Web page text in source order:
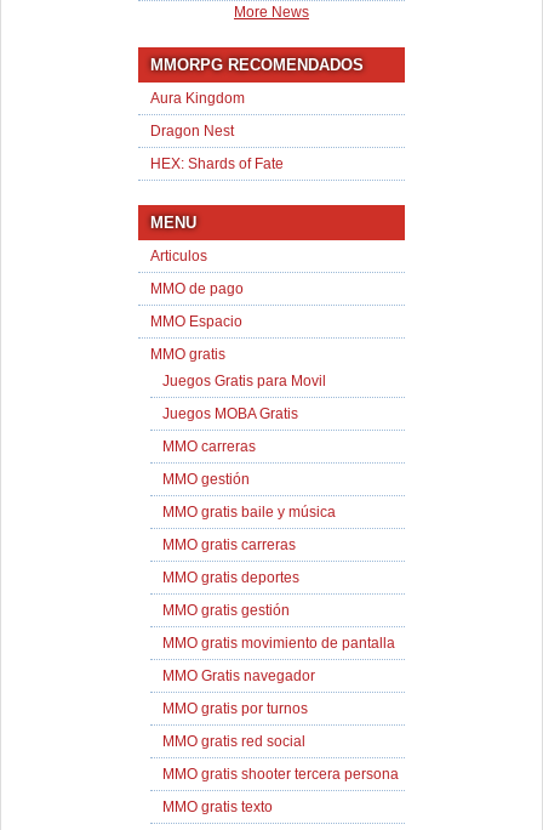
More News
MMORPG RECOMENDADOS
Aura Kingdom
Dragon Nest
HEX: Shards of Fate
MENU
Articulos
MMO de pago
MMO Espacio
MMO gratis
Juegos Gratis para Movil
Juegos MOBA Gratis
MMO carreras
MMO gestión
MMO gratis baile y música
MMO gratis carreras
MMO gratis deportes
MMO gratis gestión
MMO gratis movimiento de pantalla
MMO Gratis navegador
MMO gratis por turnos
MMO gratis red social
MMO gratis shooter tercera persona
MMO gratis texto